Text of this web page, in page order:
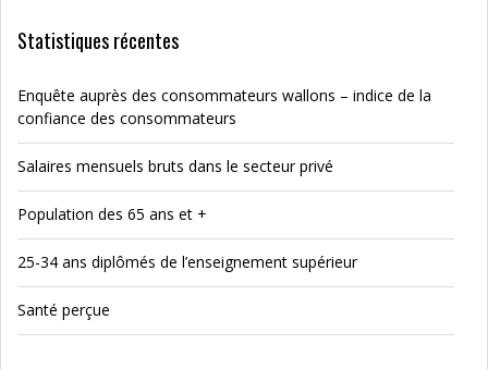
Statistiques récentes
Enquête auprès des consommateurs wallons – indice de la
confiance des consommateurs
Salaires mensuels bruts dans le secteur privé
Population des 65 ans et +
25-34 ans diplômés de l’enseignement supérieur
Santé perçue